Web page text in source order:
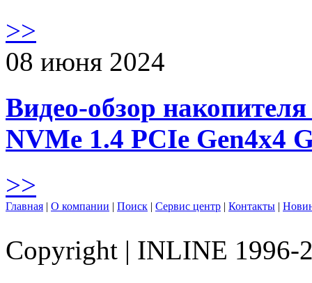
>>
08 июня 2024
Видео-обзор
NVMe 1.4 PCIe Gen4х4
>>
Главная | О компании | Поиск | Сервис центр | Контакты |
Copyright | INLINE 1996-